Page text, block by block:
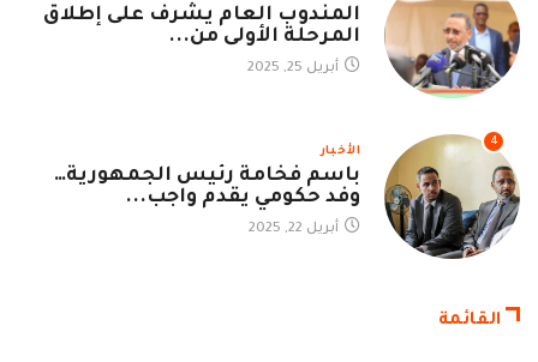
المندوب العام يشرف على إطلاق
المرحلة الأولى من...
أبريل 25, 2025
4
الأخبار
باسم فخامة رئيس الجمهورية…
وفد حكومي يقدم واجب...
أبريل 22, 2025
القائمة